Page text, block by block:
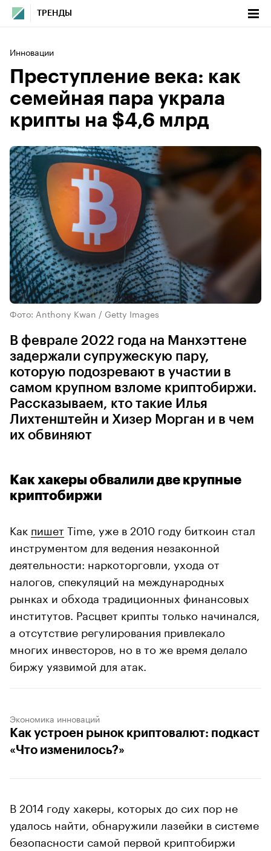
ТРЕНДЫ
Инновации
Преступление века: как
семейная пара украла
крипты на $4,6 млрд
Фото: Anthony Kwan / Getty Images
В феврале 2022 года на Манхэттене
задержали супружескую пару,
которую подозревают в участии в
самом крупном взломе криптобиржи.
Рассказываем, кто такие Илья
Лихтенштейн и Хизер Морган и в чем
их обвиняют
Как хакеры обвалили две крупные
криптобиржи
Как пишетTime, уже в 2010 году биткоин стал
инструментом для ведения незаконной
деятельности: наркоторговли, ухода от
налогов, спекуляций на международных
рынках и обхода традиционных финансовых
институтов. Расцвет крипты только начинался,
а отсутствие регулирования привлекало
многих инвесторов, но в то же время делало
биржу уязвимой для атак.
Экономика инноваций
Как устроен рынок криптовалют: подкаст
«Что изменилось?»
В 2014 году хакеры, которых до сих пор не
удалось найти, обнаружили лазейки в системе
безопасности самой первой криптобиржи